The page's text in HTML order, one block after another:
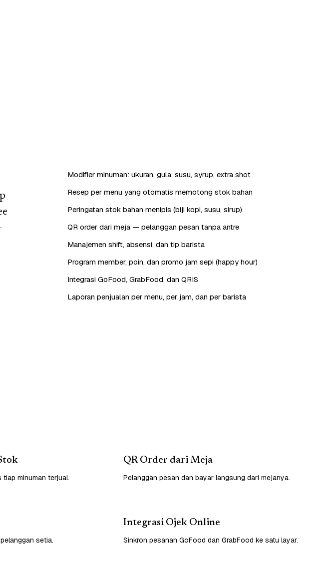
Modifier minuman: ukuran, gula, susu, syrup, extra shot
Resep per menu yang otomatis memotong stok bahan
Peringatan stok bahan menipis (biji kopi, susu, sirup)
QR order dari meja — pelanggan pesan tanpa antre
Manajemen shift, absensi, dan tip barista
Program member, poin, dan promo jam sepi (happy hour)
Integrasi GoFood, GrabFood, dan QRIS
Laporan penjualan per menu, per jam, dan per barista
minuman terjual.
QR Order dari Meja
Pelanggan pesan dan bayar langsung dari mejanya.
setia.
Integrasi Ojek Online
Sinkron pesanan GoFood dan GrabFood ke satu layar.